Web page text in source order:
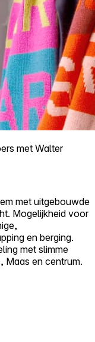
met Walter
met uitgebouwde
Mogelijkheid voor
en berging.
met slimme
Maas en centrum.